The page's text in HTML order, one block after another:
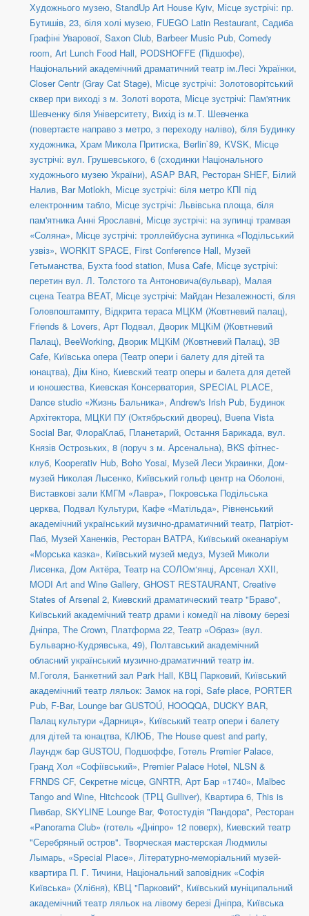
Художнього музею, StandUp Art House Kyiv, Місце зустрічі: пр.
Бутишів, 23, біля холі музею, FUEGO Latin Restaurant, Садиба
Графіні Уварової, Saxon Club, Barbeer Music Pub, Comedy
room, Art Lunch Food Hall, PODSHOFFE (Підшофе),
Національний академічний драматичний театр ім.Лесі Українки,
Closer Centr (Gray Cat Stage), Місце зустрічі: Золотоворітський
сквер при виході з м. Золоті ворота, Місце зустрічі: Пам'ятник
Шевченку біля Університету, Вихід із м.Т. Шевченка
(повертаєте направо з метро, з переходу наліво), біля Будинку
художника, Храм Микола Притиска, Berlin`89, KVSK, Місце
зустрічі: вул. Грушевського, 6 (сходинки Національного
художнього музею України), ASAP BAR, Ресторан SHEF, Білий
Налив, Bar Motlokh, Місце зустрічі: біля метро КПІ під
електронним табло, Місце зустрічі: Львівська площа, біля
пам'ятника Анні Ярославні, Місце зустрічі: на зупинці трамвая
«Соляна», Місце зустрічі: троллейбусна зупинка «Подільський
узвіз», WORKIT SPACE, First Conference Hall, Музей
Гетьманства, Бухта food station, Musa Cafe, Місце зустрічі:
перетин вул. Л. Толстого та Антоновича(бульвар), Малая
сцена Театра BEAT, Місце зустрічі: Майдан Незалежності, біля
Головпоштампту, Відкрита тераса МЦКМ (Жовтневий палац),
Friends & Lovers, Арт Подвал, Дворик МЦКіМ (Жовтневий
Палац), BeeWorking, Дворик МЦКіМ (Жовтневий Палац), 3B
Cafe, Київська опера (Театр опери і балету для дітей та
юнацтва), Дім Кіно, Киевский театр оперы и балета для детей
и юношества, Киевская Консерватория, SPECIAL PLACE,
Dance studio «Жизнь Бальника», Andrew's Irish Pub, Будинок
Архітектора, МЦКИ ПУ (Октябрьский дворец), Buena Vista
Social Bar, ФлораКлаб, Планетарий, Остання Барикада, вул.
Князів Острозьких, 8 (поруч з м. Арсенальна), BKS фітнес-
клуб, Kooperativ Hub, Boho Yosai, Музей Леси Украинки, Дом-
музей Николая Лысенко, Київський гольф центр на Оболоні,
Виставкові зали КМГМ «Лавра», Покровська Подільська
церква, Подвал Культури, Кафе «Матільда», Рівненський
академічний український музично-драматичний театр, Патріот-
Паб, Музей Ханенків, Ресторан ВАТРА, Київський океанаріум
«Морська казка», Київський музей медуз, Музей Миколи
Лисенка, Дом Актёра, Театр на СОЛОм‘янці, Арсенал ХХІІ,
MODI Art and Wine Gallery, GHOST RESTAURANT, Creative
States of Arsenal 2, Киевский драматический театр "Браво",
Київський академічний театр драми і комедії на лівому березі
Дніпра, The Crown, Платформа 22, Театр «Образ» (вул.
Бульварно-Кудрявська, 49), Полтавський академічний
обласний український музично-драматичний театр ім.
М.Гоголя, Банкетний зал Park Hall, КВЦ Парковий, Київський
академічний театр ляльок: Замок на горі, Safe place, PORTER
Pub, F-Bar, Lounge bar GUSTOÚ, HOOQQA, DUCKY BAR,
Палац культури «Дарниця», Київський театр опери і балету
для дітей та юнацтва, КЛЮБ, The House quest and party,
Лаундж бар GUSTOU, Подшоффе, Готель Premier Palace,
Гранд Хол «Софіївський», Premier Palace Hotel, NLSN &
FRNDS CF, Секретне місце, GNRTR, Арт Бар «1740», Malbec
Tango and Wine, Hitchcook (ТРЦ Gulliver), Квартира 6, This is
Пивбар, SKYLINE Lounge Bar, Фотостудія "Пандора", Ресторан
«Panorama Club» (готель «Дніпро» 12 поверх), Киевский театр
"Серебряный остров". Творческая мастерская Людмилы
Лымарь, «Special Place», Літературно-меморіальний музей-
квартира П. Г. Тичини, Національний заповідник «Софія
Київська» (Хлібня), КВЦ "Парковий", Київський муніципальний
академічний театр ляльок на лівому березі Дніпра, Київська